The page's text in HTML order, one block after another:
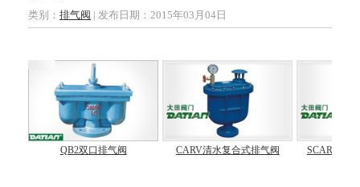
类别： 排气阀 | 发布日期：2015年03月04日
QB2双口排气阀 CARV清水复合式排气阀 SCARX污